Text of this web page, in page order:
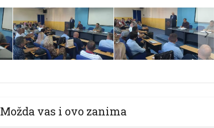
Možda vas i ovo zanima